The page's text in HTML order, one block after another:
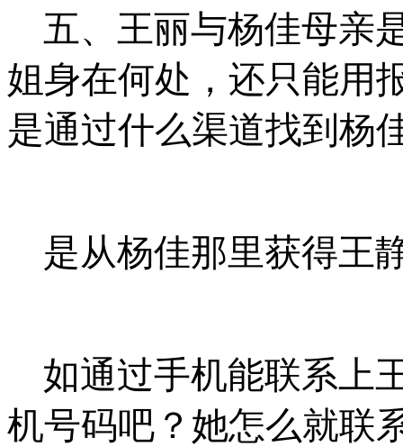
五、王丽与杨佳母亲
姐身在何处，还只能用
是通过什么渠道找到杨
是从杨佳那里获得王
如通过手机能联系上
机号码吧？她怎么就联